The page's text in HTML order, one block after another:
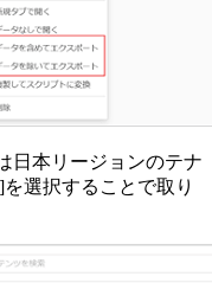
日本リージョンのテナ
選択することで取り